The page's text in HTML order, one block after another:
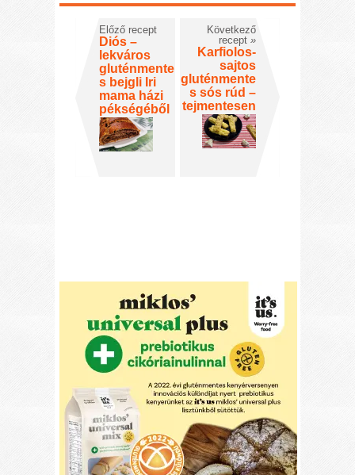
Előző recept
Diós –
lekváros
gluténmente
s bejgli Iri
mama házi
pékségéből
Következő
recept »
Karfiolos-
sajtos
gluténmente
s sós rúd –
tejmentesen